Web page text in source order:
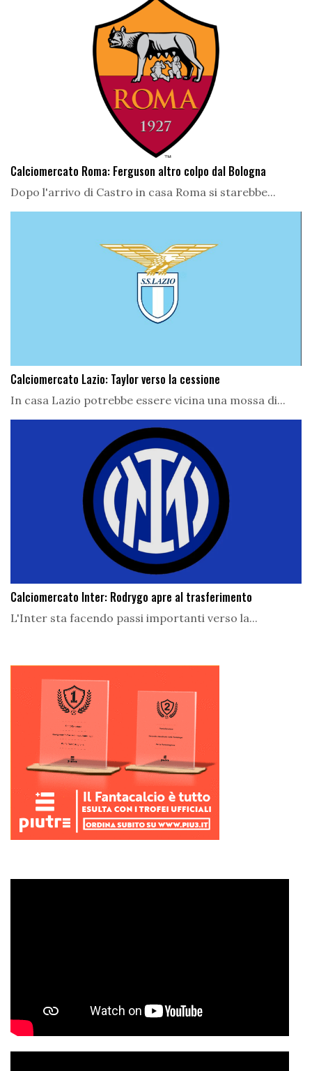
Calciomercato Roma: Ferguson altro colpo dal Bologna
Dopo l'arrivo di Castro in casa Roma si starebbe...
Calciomercato Lazio: Taylor verso la cessione
In casa Lazio potrebbe essere vicina una mossa di...
Calciomercato Inter: Rodrygo apre al trasferimento
L'Inter sta facendo passi importanti verso la...